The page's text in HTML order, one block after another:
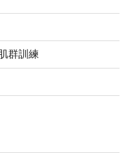
群訓練